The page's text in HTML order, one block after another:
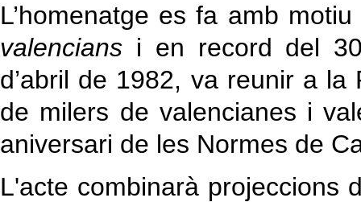
L’homenatge es fa amb
valencians i en record del
d’abril de 1982, va reunir a
de milers de valencianes i
aniversari de les Normes de
L'acte combinarà projeccions